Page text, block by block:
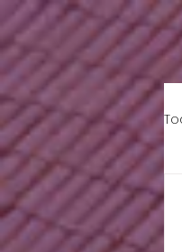
{ "data": [ { "event_name": "Purchase",
"TEST83949" }